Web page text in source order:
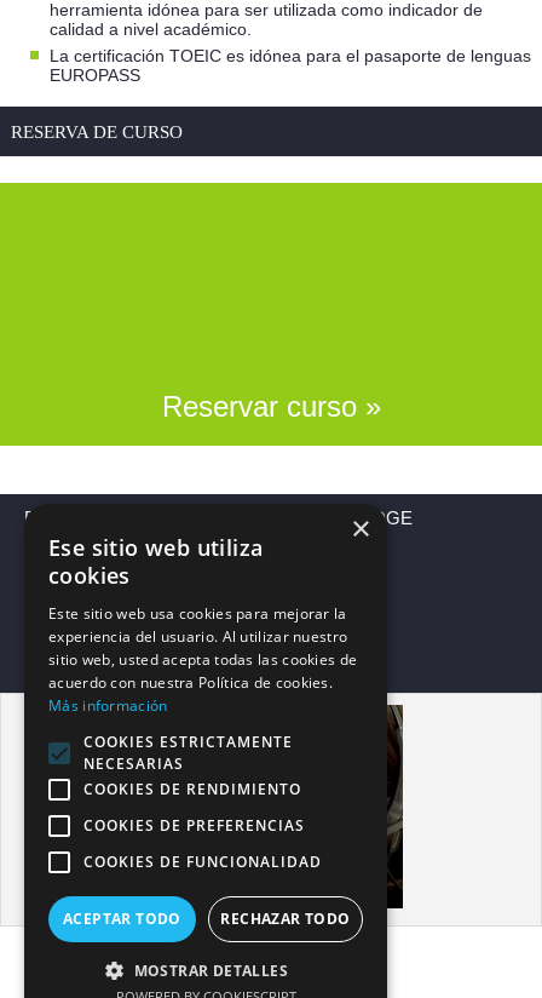
herramienta idónea para ser utilizada como indicador de
calidad a nivel académico.
La certificación TOEIC es idónea para el pasaporte de lenguas
EUROPASS
RESERVA DE CURSO
Reservar curso »
EXAMENES OFICIALES INGLES CAMBRIDGE
EXAMENES OFICIALES INGLES USA
OTROS EXAMENES OFICIALES INGLES
TELÉFONO DE CONTACTO
×
Ese sitio web utiliza
cookies
Este sitio web usa cookies para mejorar la
experiencia del usuario. Al utilizar nuestro
sitio web, usted acepta todas las cookies de
acuerdo con nuestra Política de cookies.
Más información
COOKIES ESTRICTAMENTE
NECESARIAS
COOKIES DE RENDIMIENTO
COOKIES DE PREFERENCIAS
COOKIES DE FUNCIONALIDAD
ACEPTAR TODO RECHAZAR TODO
MOSTRAR DETALLES